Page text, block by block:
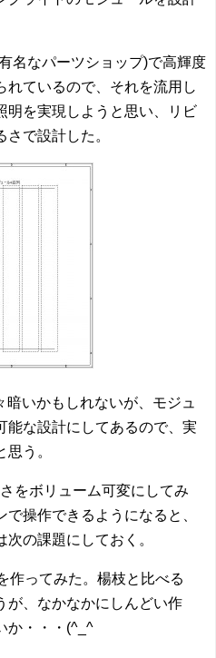
名なパーツショップ)で高輝度
れているので、それを流用し
明を実現しようと思い、リビ
で設計した。
いかもしれないが、モジュ
能な設計にしてあるので、実
う。
をボリューム可変にしてみ
操作できるようになると、
の課題にしておく。
作ってみた。楊枝と比べる
が、なかなかにしんどい作
・・・(^_^ゞ